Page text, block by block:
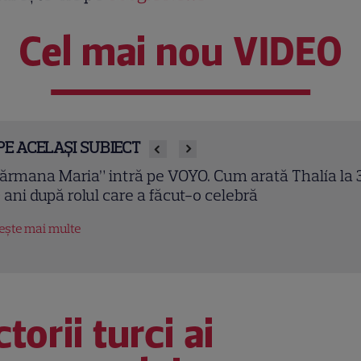
Cel mai nou VIDEO
ACELAȘI SUBIECT
Nader readuce la viață costumul iconic din
Primele imagini de la filmări
mai multe
turci ai